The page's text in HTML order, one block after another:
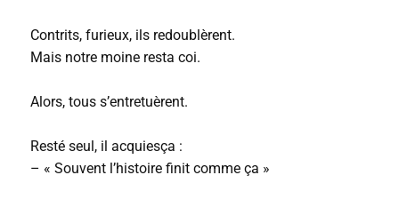
Contrits, furieux, ils redoublèrent.
Mais notre moine resta coi.
Alors, tous s’entretuèrent.
Resté seul, il acquiesça :
– « Souvent l’histoire finit comme ça »